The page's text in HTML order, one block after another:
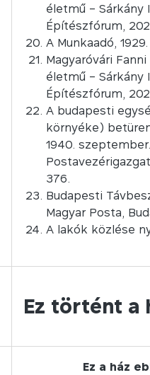
életmű – Sárkány
Építészfórum,
A Munkaadó,
Magyaróvári
életmű – Sárkány
Építészfórum,
A budapesti
környéke)
1940.
376.
Budapesti
Magyar Posta,
A lakók közlése
Ez történt a
Ez a ház